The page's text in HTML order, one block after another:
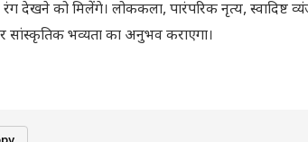
देखने को मिलेंगे। लोककला, पारंपरिक नृत्य, स्वादिष्ट
सांस्कृतिक भव्यता का अनुभव कराएगा।